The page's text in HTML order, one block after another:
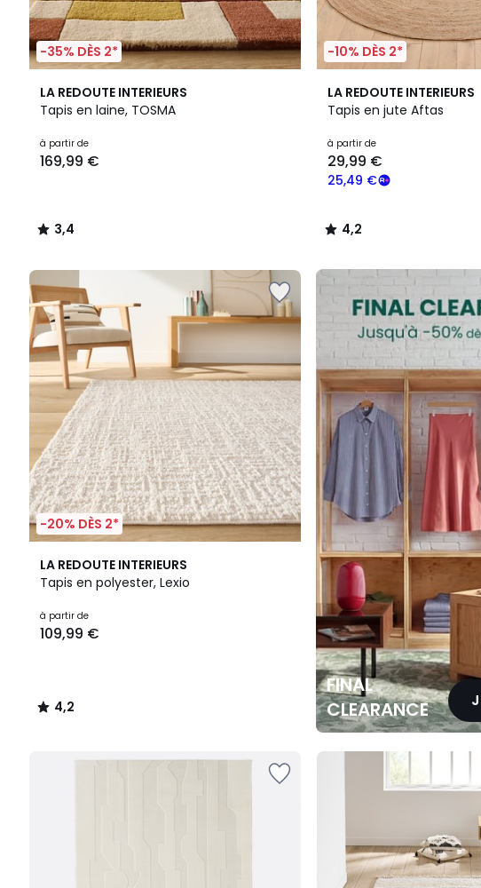
-35% DÈS 2*
LA REDOUTE INTERIEURS
Tapis en laine, TOSMA
Prix
à
€.
à partir de
169,99 €
3,4
/ 5
3,4
/
-10% DÈS 2*
LA REDOUTE INTERIEURS
Tapis en jute Aftas
à partir de
25,49 €
29,99 €
4,2
/ 5
4,2
/
-20% DÈS 2*
LA REDOUTE INTERIEURS
Tapis en polyester, Lexio
à partir de
109,99 €
4,2
/ 5
4,2
/
FINAL
CLEARANCE
FINAL
CLEARANCE